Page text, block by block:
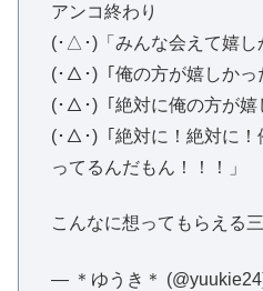
アンコ終わり
(･△･)「みんな会えて嬉し
(･△･)「俺の方が嬉しかっ
(･△･)「絶対に俺の方が嬉
(･△･)「絶対に！絶対に！
ってるんだもん！！！」
こんなに想ってもらえる
— ＊ゆうき＊